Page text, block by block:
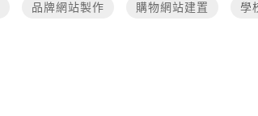
品牌網站製作 購物網站建置 學